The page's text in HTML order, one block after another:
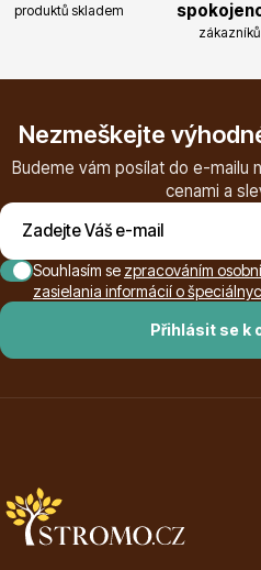
Magnólie
Semena, sadba
produktů skladem
zákazníků
Nezmeškejte
Budeme vám posílat do e-mailu
cenami a
Přihlásit se k
Souhlasím se zpracováním
zasielania informácií o